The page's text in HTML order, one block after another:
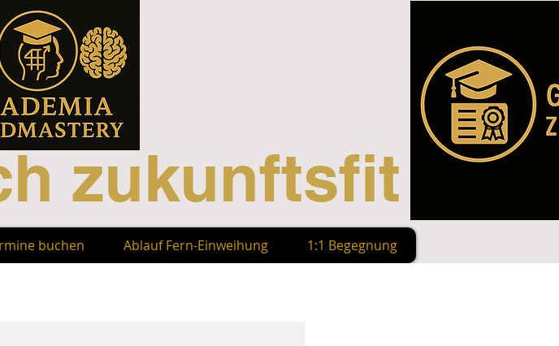
zukunftsfit
buchen Ablauf Fern-Einweihung 1:1 Begegnung